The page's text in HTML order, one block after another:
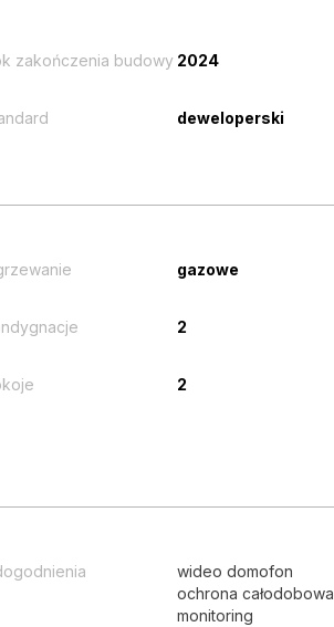
zakończenia budowy 2024
deweloperski
gazowe
2
2
wideo domofon
ochrona całodobowa
monitoring